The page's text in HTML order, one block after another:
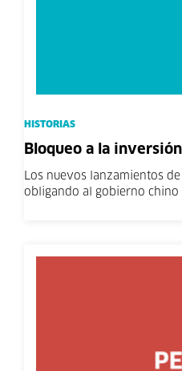
HISTORIAS
Bloqueo a la
Los nuevos lanzamientos
obligando al gobierno chino